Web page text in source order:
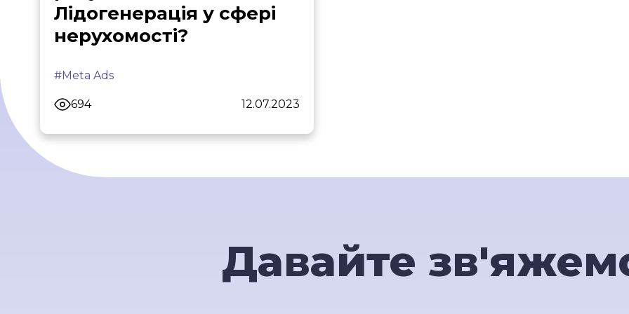
Лідогенерація у сфері
нерухомості?
#Meta Ads
694 12.07.2023
Давайте